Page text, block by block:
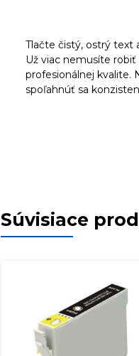
Tlačte čistý, ostrý text
Už viac nemusíte
profesionálnej kvalite.
spoľahnúť sa
Súvisiace